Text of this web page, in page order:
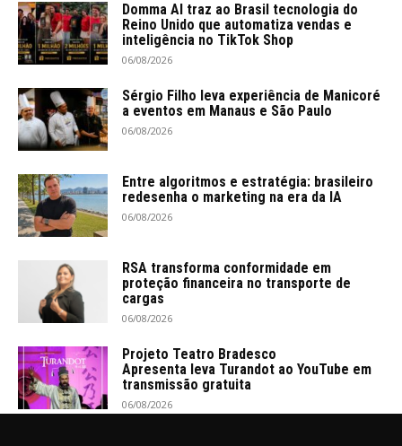
Domma AI traz ao Brasil tecnologia do
Reino Unido que automatiza vendas e
inteligência no TikTok Shop
06/08/2026
Sérgio Filho leva experiência de Manicoré
a eventos em Manaus e São Paulo
06/08/2026
Entre algoritmos e estratégia: brasileiro
redesenha o marketing na era da IA
06/08/2026
RSA transforma conformidade em
proteção financeira no transporte de
cargas
06/08/2026
Projeto Teatro Bradesco
Apresenta leva Turandot ao YouTube em
transmissão gratuita
06/08/2026